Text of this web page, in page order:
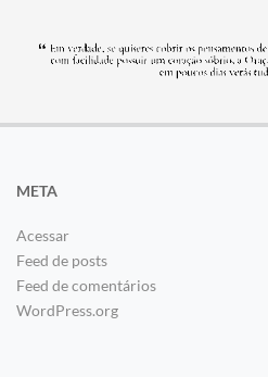
META
Acessar
Feed de posts
Feed de comentários
WordPress.org